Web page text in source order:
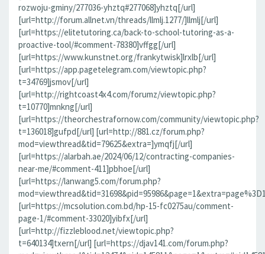
rozwoju-gminy/277036-yhztq#277068]yhztq[/url]
[url=http://forum.allnet.vn/threads/llmlj.1277/]llmlj[/url]
[url=https://elitetutoring.ca/back-to-school-tutoring-as-a-
proactive-tool/#comment-78380]vffgg[/url]
[url=https://www.kunstnet.org/frankytwisk]lrxlb[/url]
[url=https://app.pagetelegram.com/viewtopic.php?
t=34769]jsmov[/url]
[url=http://rightcoast4x4.com/forumz/viewtopic.php?
t=10770]mnkng[/url]
[url=https://theorchestrafornow.com/community/viewtopic.php?
t=136018]gufpd[/url] [url=http://881.cz/forum.php?
mod=viewthread&tid=79625&extra=]ymqfj[/url]
[url=https://alarbah.ae/2024/06/12/contracting-companies-
near-me/#comment-411]pbhoe[/url]
[url=https://lanwang5.com/forum.php?
[url=https://mcsolution.com.bd/hp-15-fc0275au/comment-
page-1/#comment-33020]yibfx[/url]
[url=http://fizzleblood.net/viewtopic.php?
t=640134]txern[/url] [url=https://djav141.com/forum.php?